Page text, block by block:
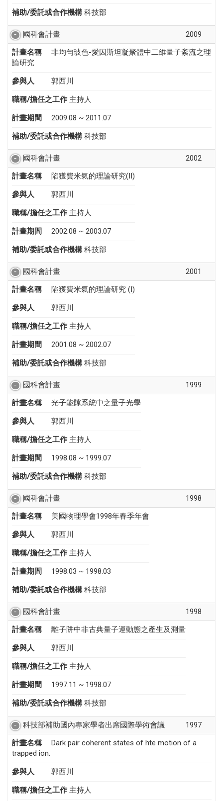
補助/委託或合作機構 科技部
國科會計畫
2009
計畫名稱
非均勻玻色-愛因斯坦凝聚體中二維量子紊流之理
論研究
參與人 郭西川
職稱/擔任之工作 主持人
計畫期間 2009.08 ~ 2011.07
補助/委託或合作機構 科技部
國科會計畫
2002
計畫名稱
陷獲費米氣的理論研究(II)
參與人 郭西川
職稱/擔任之工作 主持人
計畫期間 2002.08 ~ 2003.07
補助/委託或合作機構 科技部
國科會計畫
2001
計畫名稱
陷獲費米氣的理論研究 (I)
參與人 郭西川
職稱/擔任之工作 主持人
計畫期間 2001.08 ~ 2002.07
補助/委託或合作機構 科技部
國科會計畫
1999
計畫名稱
光子能隙系統中之量子光學
參與人 郭西川
職稱/擔任之工作 主持人
計畫期間 1998.08 ~ 1999.07
補助/委託或合作機構 科技部
國科會計畫
1998
計畫名稱
美國物理學會1998年春季年會
參與人 郭西川
職稱/擔任之工作 主持人
計畫期間 1998.03 ~ 1998.03
補助/委託或合作機構 科技部
國科會計畫
1998
計畫名稱
離子阱中非古典量子運動態之產生及測量
參與人 郭西川
職稱/擔任之工作 主持人
計畫期間 1997.11 ~ 1998.07
補助/委託或合作機構 科技部
科技部補助國內專家學者出席國際學術會議
1997
計畫名稱
Dark pair coherent states of hte motion of a
trapped ion.
參與人 郭西川
職稱/擔任之工作 主持人